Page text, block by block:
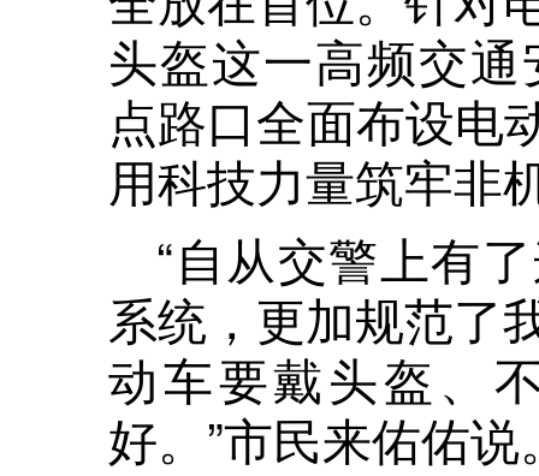
头盔这一高频交
点路口全面布设电
用科技力量筑牢非
“自从交警上有
系统，更加规范了
动车要戴头盔、
好。”市民来佑佑说